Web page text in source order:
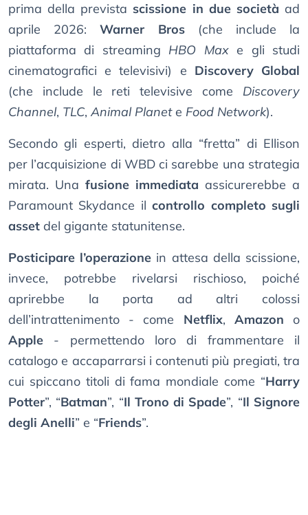
prima della prevista scissione in due società ad
aprile 2026:Warner Bros(che include la
piattaforma di streaming HBO Maxe gli studi
cinematografici e televisivi) e Discovery Global
(che include le reti televisive come Discovery
Channel, TLC,Animal Planete Food Network).
Secondo gli esperti, dietro alla “fretta” di Ellison
per l’acquisizione di WBD ci sarebbe una strategia
mirata. Una fusione immediata assicurerebbe a
Paramount Skydance ilcontrollo completo sugli
asset del gigante statunitense.
Posticipare l’operazione in attesa della scissione,
invece, potrebbe rivelarsi rischioso, poiché
aprirebbe la porta ad altri colossi
dell’intrattenimento - come Netflix, Amazon o
Apple - permettendo loro di frammentare il
catalogo e accaparrarsi i contenuti più pregiati, tra
cui spiccano titoli di fama mondiale come “Harry
Potter”, “Batman”, “Il Trono di Spade”, “Il Signore
degli Anelli” e “Friends”.